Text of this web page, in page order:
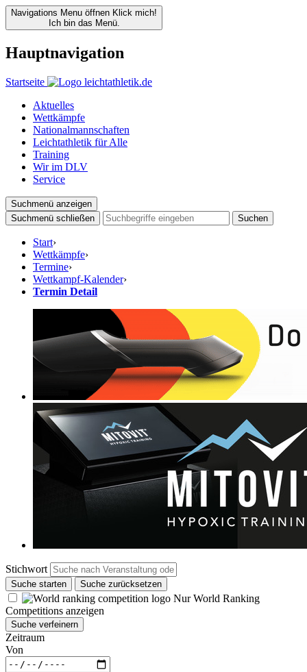
Navigations Menu öffnen Klick mich!
Ich bin das Menü.
Hauptnavigation
Startseite
Aktuelles
Wettkämpfe
Nationalmannschaften
Leichtathletik für Alle
Training
Wir im DLV
Service
Suchmenü anzeigen
Suchmenü schließen
Suchen
Start›
Wettkämpfe›
Termine›
Wettkampf-Kalender›
Termin Detail
Stichwort
Suche starten Suche zurücksetzen
Nur World Ranking
Competitions anzeigen
Suche verfeinern
Zeitraum
Von